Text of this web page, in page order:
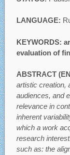
LANGUAGE:
KEYWORDS:
evaluation of
ABSTRACT
artistic creation,
audiences, and
relevance in
inherent
which a work
research
such as: the